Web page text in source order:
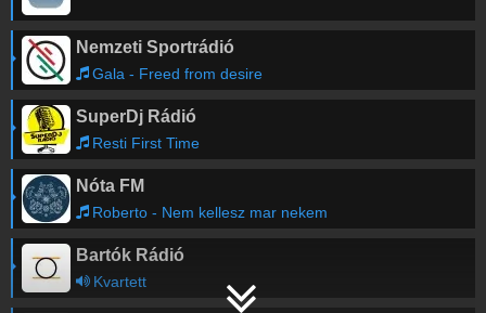
Nemzeti Sportrádió
Gala - Freed from desire
SuperDj Rádió
Resti First Time
Nóta FM
Roberto - Nem kellesz mar nekem
Bartók Rádió
Kvartett